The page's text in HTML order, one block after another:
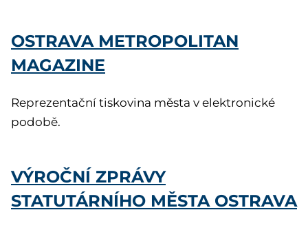
OSTRAVA METROPOLITAN
MAGAZINE
Reprezentační tiskovina města v elektronické
podobě.
VÝROČNÍ ZPRÁVY
STATUTÁRNÍHO MĚSTA OSTRAVA